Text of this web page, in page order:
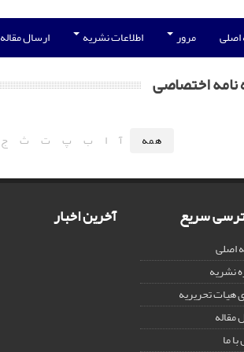
مرور اطلاعات نشریه ارسال مقاله
نامه اختصاصی
همه آ ا ب پ ت ث ج
سریع
اصلی
نشریه
هیات تحریریه
مقاله
ما
آخرین اخبار